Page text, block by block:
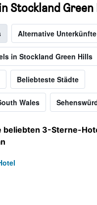
Stockland Green
Alternative Unterkünfte
in Stockland Green Hills
Beliebteste Städte
Wales
beliebten 3-Sterne-